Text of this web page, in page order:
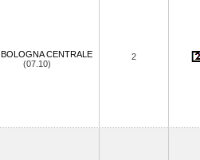
BOLOGNA CENTRALE
(07.10)
2